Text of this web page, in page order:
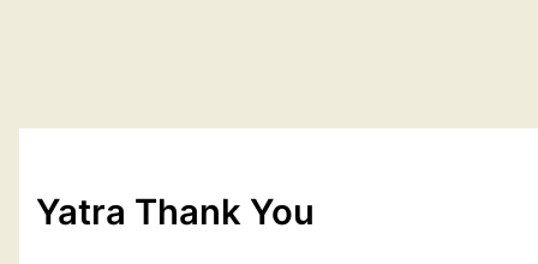
Yatra Thank You